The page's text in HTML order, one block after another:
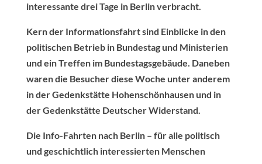
interessante drei Tage in Berlin verbracht.
Kern der Informationsfahrt sind Einblicke in den
politischen Betrieb in Bundestag und Ministerien
und ein Treffen im Bundestagsgebäude. Daneben
waren die Besucher diese Woche unter anderem
in der Gedenkstätte Hohenschönhausen und in
der Gedenkstätte Deutscher Widerstand.
Die Info-Fahrten nach Berlin – für alle politisch
und geschichtlich interessierten Menschen